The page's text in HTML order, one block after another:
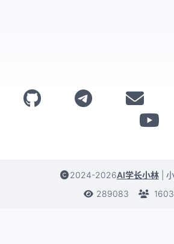
2024-2026AI学长小林
289083